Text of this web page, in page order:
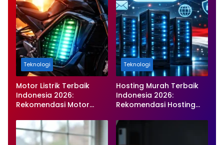
Teknologi
Motor Listrik Terbaik
Indonesia 2026:
Rekomendasi Motor
Ramah Lingkungan
Teknologi
Hosting Murah Terbaik
Indonesia 2026:
Rekomendasi Hosting
Harga Terjangkau